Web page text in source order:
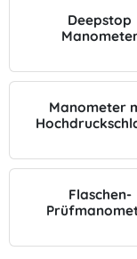
Deepstop
Manometer
Flaschen-